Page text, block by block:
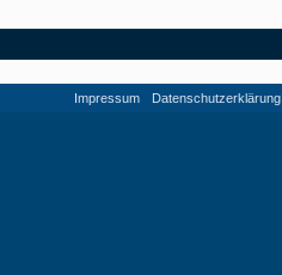
Impressum Datenschutzerklärung